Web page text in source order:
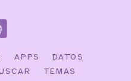
APPS
DATOS
TEMAS